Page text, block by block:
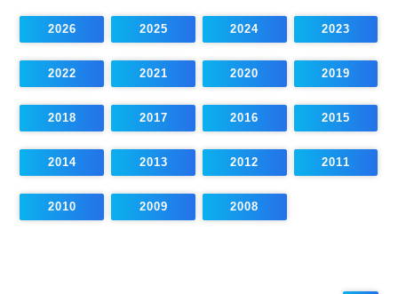
2026 2025 2024 2023
2022 2021 2020 2019
2018 2017 2016 2015
2014 2013 2012 2011
2010 2009 2008